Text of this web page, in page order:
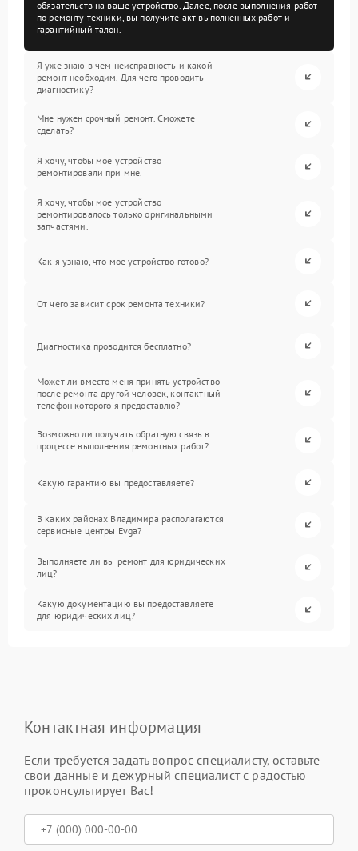
обязательств на ваше устройство. Далее, после выполнения работ
по ремонту техники, вы получите акт выполненных работ и
гарантийный талон.
Я уже знаю в чем неисправность и какой
ремонт необходим. Для чего проводить
диагностику?
Мне нужен срочный ремонт. Сможете
сделать?
Я хочу, чтобы мое устройство
ремонтировали при мне.
Я хочу, чтобы мое устройство
ремонтировалось только оригинальными
запчастями.
Как я узнаю, что мое устройство готово?
От чего зависит срок ремонта техники?
Диагностика проводится бесплатно?
Может ли вместо меня принять устройство
после ремонта другой человек, контактный
телефон которого я предоставлю?
Возможно ли получать обратную связь в
процессе выполнения ремонтных работ?
Какую гарантию вы предоставляете?
В каких районах Владимира располагаются
сервисные центры Evga?
Выполняете ли вы ремонт для юридических
лиц?
Какую документацию вы предоставляете
для юридических лиц?
Контактная информация
Если требуется задать вопрос специалисту, оставьте
свои данные и дежурный специалист с радостью
проконсультирует Вас!